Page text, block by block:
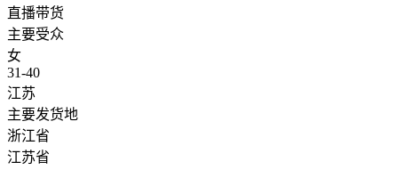
直播带货
主要受众
女
31-40
江苏
主要发货地
浙江省
江苏省